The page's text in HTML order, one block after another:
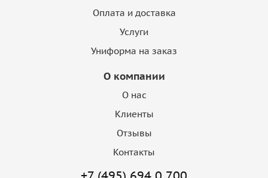
Оплата и доставка
Услуги
Униформа на заказ
О компании
О нас
Клиенты
Отзывы
Контакты